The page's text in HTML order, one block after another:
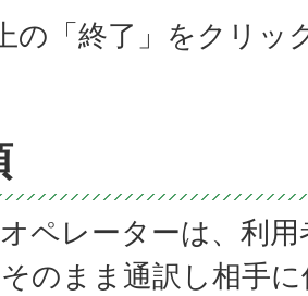
の「終了」をクリッ
オペレーターは、利
のまま通訳し相手